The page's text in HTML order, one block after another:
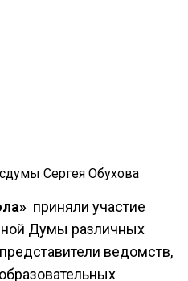
Сергея Обухова
приняли участие
Думы различных
ведомств,